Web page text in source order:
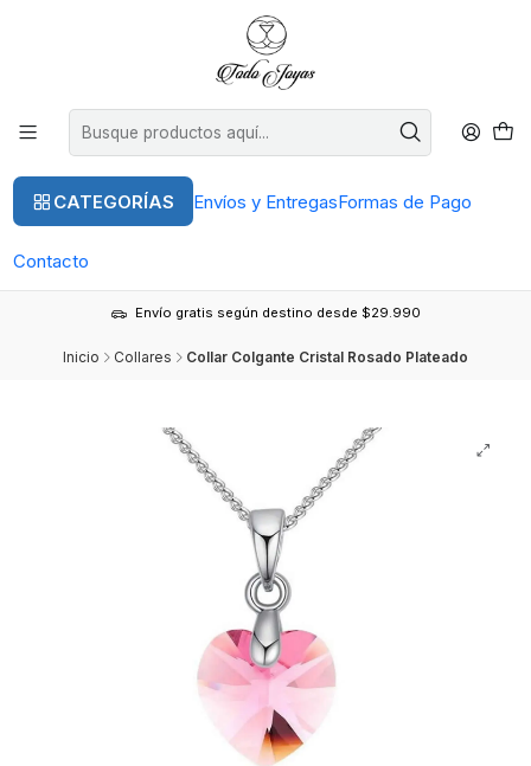
CATEGORÍAS Envíos y EntregasFormas de Pago
Contacto
Envío gratis según destino desde $29.990
Inicio Collares Collar Colgante Cristal Rosado Plateado